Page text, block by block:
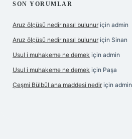
SON YORUMLAR
Aruz ölçüsü nedir nasıl bulunur için admin
Aruz ölçüsü nedir nasıl bulunur için Sinan
Usul i muhakeme ne demek için admin
Usul i muhakeme ne demek için Paşa
Çeşmi Bülbül ana maddesi nedir için admin